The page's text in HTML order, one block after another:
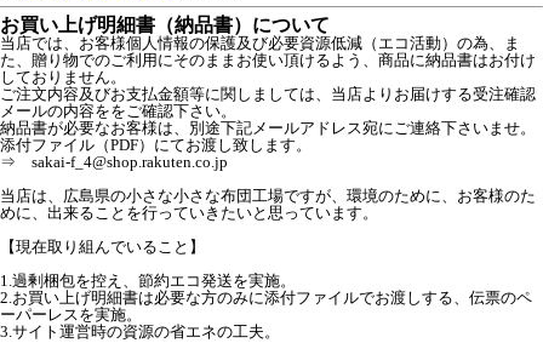
お買い上げ明細書（納品書）について
当店では、お客様個人情報の保護及び必要資源低減（エコ活動）の為、ま
た、贈り物でのご利用にそのままお使い頂けるよう、商品に納品書はお付け
しておりません。
ご注文内容及びお支払金額等に関しましては、当店よりお届けする受注確認
メールの内容ををご確認下さい。
納品書が必要なお客様は、別途下記メールアドレス宛にご連絡下さいませ。
添付ファイル（PDF）にてお渡し致します。
⇒ sakai-f_4@shop.rakuten.co.jp
当店は、広島県の小さな小さな布団工場ですが、環境のために、お客様のた
めに、出来ることを行っていきたいと思っています。
【現在取り組んでいること】
1.過剰梱包を控え、節約エコ発送を実施。
2.お買い上げ明細書は必要な方のみに添付ファイルでお渡しする、伝票のペ
ーパーレスを実施。
3.サイト運営時の資源の省エネの工夫。